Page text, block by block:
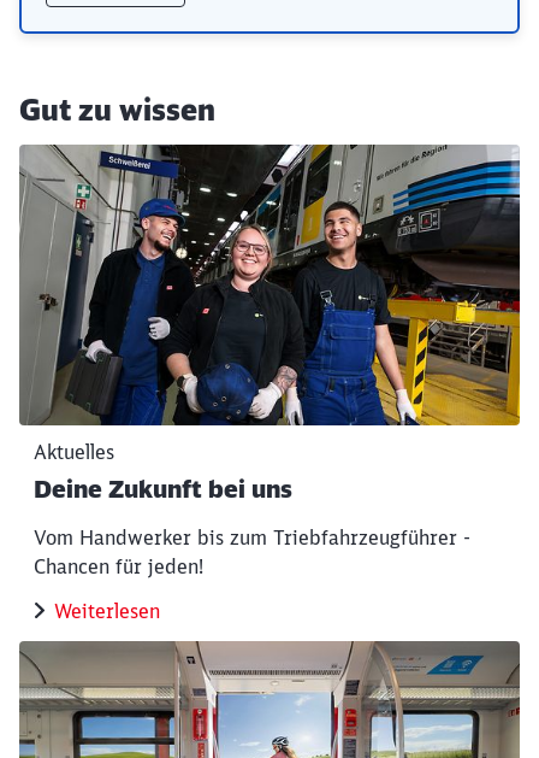
Gut zu wissen
Aktuelles
Deine Zukunft bei uns
Vom Handwerker bis zum Triebfahrzeugführer -
Chancen für jeden!
Weiterlesen